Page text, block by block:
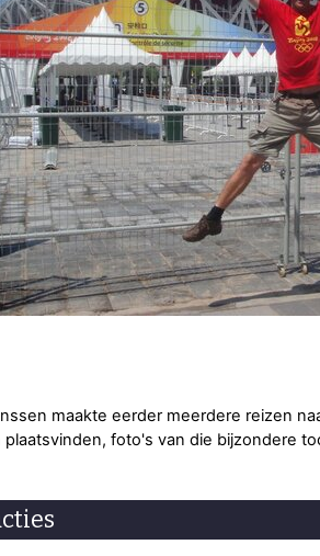
maakte eerder meerdere reizen
plaatsvinden, foto's van die bijzondere